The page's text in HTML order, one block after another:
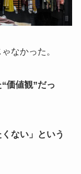
なかった。
価値観”だっ
ない」という